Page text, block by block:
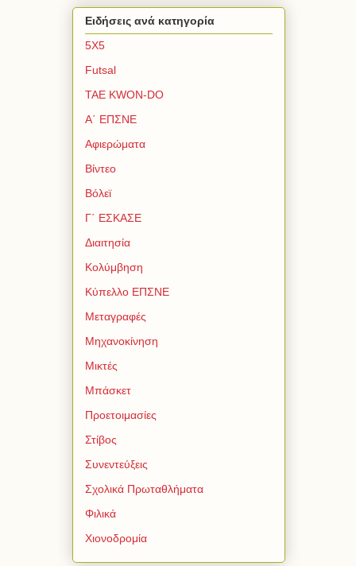
Ειδήσεις ανά κατηγορία
5Χ5
Futsal
TAE KWON-DO
Α΄ ΕΠΣΝΕ
Αφιερώματα
Βίντεο
Βόλεϊ
Γ΄ ΕΣΚΑΣΕ
Διαιτησία
Κολύμβηση
Κύπελλο ΕΠΣΝΕ
Μεταγραφές
Μηχανοκίνηση
Μικτές
Μπάσκετ
Προετοιμασίες
Στίβος
Συνεντεύξεις
Σχολικά Πρωταθλήματα
Φιλικά
Χιονοδρομία